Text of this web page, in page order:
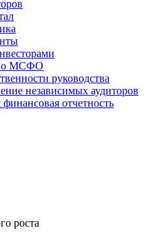
по МСФО
руководства
независимых аудиторов
отчетность
роста